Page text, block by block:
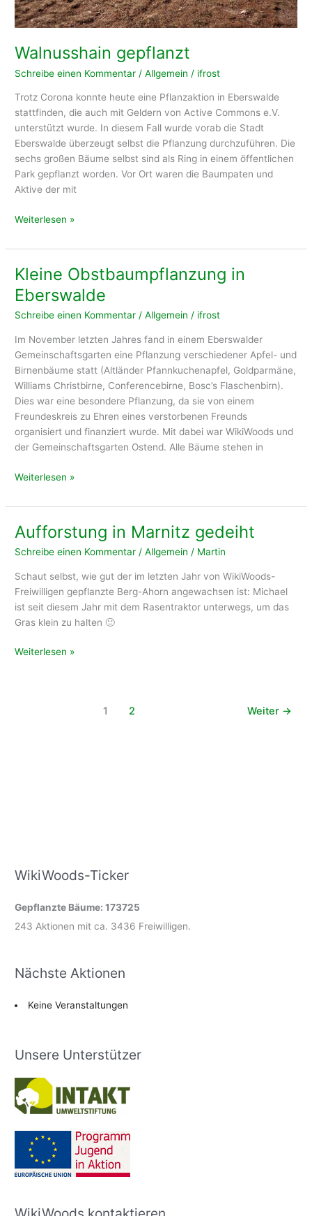
Walnusshain gepflanzt
Schreibe einen Kommentar /Allgemein / ifrost
Trotz Corona konnte heute eine Pflanzaktion in Eberswalde
stattfinden, die auch mit Geldern von Active Commons e.V.
unterstützt wurde. In diesem Fall wurde vorab die Stadt
Eberswalde überzeugt selbst die Pflanzung durchzuführen. Die
sechs großen Bäume selbst sind als Ring in einem öffentlichen
Park gepflanzt worden. Vor Ort waren die Baumpaten und
Aktive der mit
Walnusshain
Weiterlesen »
Kleine Obstbaumpflanzung in
Eberswalde
Schreibe einen Kommentar /Allgemein / ifrost
Im November letzten Jahres fand in einem Eberswalder
Gemeinschaftsgarten eine Pflanzung verschiedener Apfel- und
Birnenbäume statt (Altländer Pfannkuchenapfel, Goldparmäne,
Williams Christbirne, Conferencebirne, Bosc’s Flaschenbirn).
Dies war eine besondere Pflanzung, da sie von einem
Freundeskreis zu Ehren eines verstorbenen Freunds
organisiert und finanziert wurde. Mit dabei war WikiWoods und
der Gemeinschaftsgarten Ostend. Alle Bäume stehen in
Kleine
in
Weiterlesen »
Aufforstung in Marnitz gedeiht
Schreibe einen Kommentar /Allgemein / Martin
Schaut selbst, wie gut der im letzten Jahr von WikiWoods-
Freiwilligen gepflanzte Berg-Ahorn angewachsen ist: Michael
ist seit diesem Jahr mit dem Rasentraktor unterwegs, um das
Gras klein zu halten 🙂
Aufforstung
Weiterlesen »
1 2 Weiter →
WikiWoods-Ticker
Gepflanzte Bäume: 173725
243 Aktionen mit ca. 3436 Freiwilligen.
Nächste Aktionen
Keine Veranstaltungen
Unsere Unterstützer